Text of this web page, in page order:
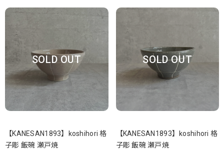
SOLD OUT
【KANESAN1893】koshihori 格
子彫 飯碗 瀬戸焼
SOLD OUT
【KANESAN1893】koshihori 格
子彫 飯碗 瀬戸焼